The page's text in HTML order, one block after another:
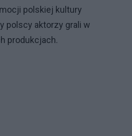
polskiej kultury
polscy aktorzy grali w
produkcjach.